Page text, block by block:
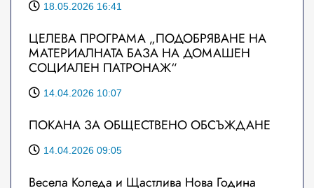
18.05.2026 16:41
ЦЕЛЕВА ПРОГРАМА „ПОДОБРЯВАНЕ НА
МАТЕРИАЛНАТА БАЗА НА ДОМАШЕН
СОЦИАЛЕН ПАТРОНАЖ“
14.04.2026 10:07
ПОКАНА ЗА ОБЩЕСТВЕНО ОБСЪЖДАНЕ
14.04.2026 09:05
Весела Коледа и Щастлива Нова Година